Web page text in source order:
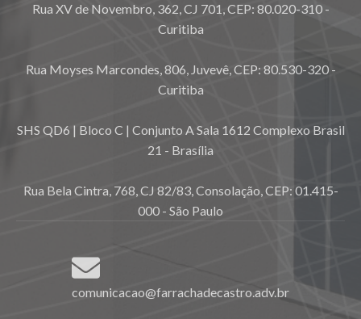
Rua XV de Novembro, 362, CJ 701, CEP: 80.020-310 -
Curitiba
Rua Moyses Marcondes, 806, Juvevê, CEP: 80.530-320 -
Curitiba
SHS QD6 | Bloco C | Conjunto A Sala 1612 Complexo Brasil
21 - Brasília
Rua Bela Cintra, 768, CJ 82/83, Consolação, CEP: 01.415-
000 - São Paulo
comunicacao@farrachadecastro.adv.br